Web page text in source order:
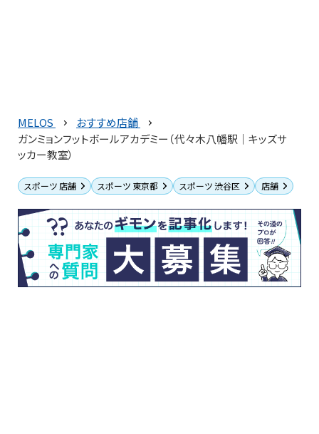
MELOS
おすすめ店舗
ガンミョンフットボールアカデミー（代々木八幡駅｜キッズサ
ッカー教室）
スポーツ 店舗 スポーツ 東京都 スポーツ 渋谷区 店舗